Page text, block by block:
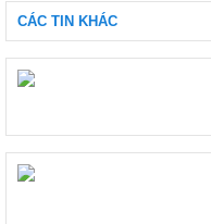
CÁC TIN KHÁC